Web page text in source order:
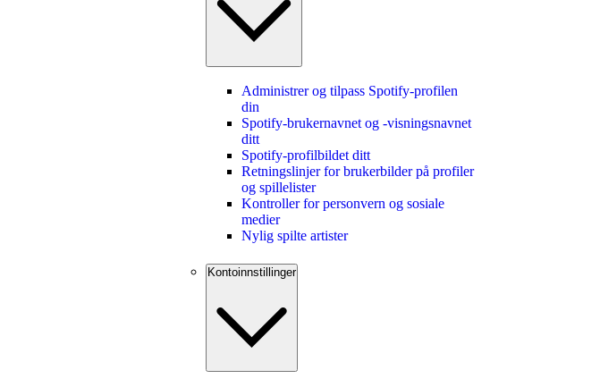
Administrer og tilpass Spotify-profilen
din
Spotify-brukernavnet og -visningsnavnet
ditt
Spotify-profilbildet ditt
Retningslinjer for brukerbilder på profiler
og spillelister
Kontroller for personvern og sosiale
medier
Nylig spilte artister
Kontoinnstillinger